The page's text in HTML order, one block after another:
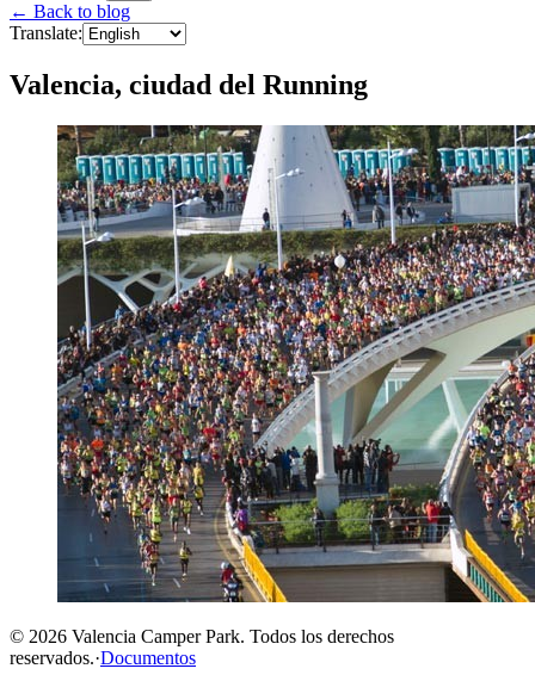
← Back to blog
Translate:
Valencia, ciudad del Running
© 2026 Valencia Camper Park. Todos los derechos
reservados.·Documentos